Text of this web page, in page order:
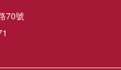
70號